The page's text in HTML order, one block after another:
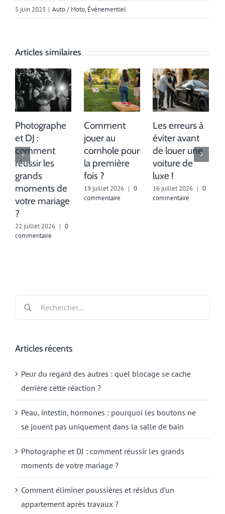
5 juin 2023 | Auto / Moto,Événementiel
Articles similaires
Photographe
et DJ :
comment
réussir les
grands
moments de
votre mariage
?
22 juillet 2026 | 0
commentaire
Comment
jouer au
cornhole pour
la première
fois ?
19 juillet 2026 | 0
commentaire
Les erreurs à
éviter avant
de louer une
voiture de
luxe !
16 juillet 2026 | 0
commentaire
Rechercher:
Articles récents
Peur du regard des autres : quel blocage se cache
derrière cette réaction ?
Peau, intestin, hormones : pourquoi les boutons ne
se jouent pas uniquement dans la salle de bain
Photographe et DJ : comment réussir les grands
moments de votre mariage ?
Comment éliminer poussières et résidus d’un
appartement après travaux ?